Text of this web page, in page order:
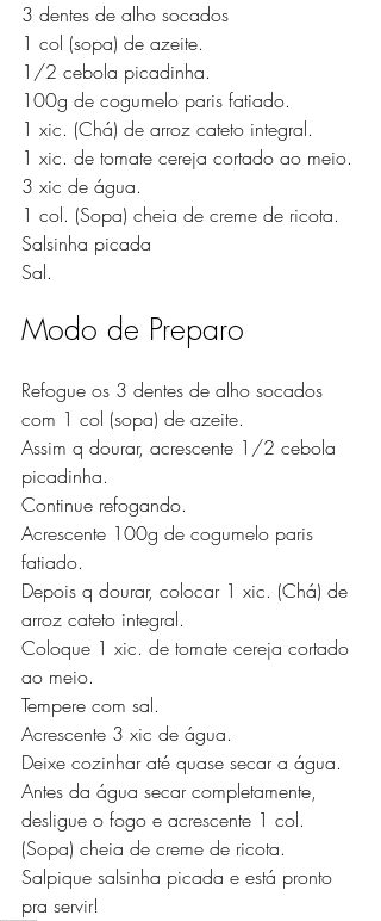
3 dentes de alho socados
1 col (sopa) de azeite.
1/2 cebola picadinha.
100g de cogumelo paris fatiado.
1 xic. (Chá) de arroz cateto integral.
1 xic. de tomate cereja cortado ao meio.
3 xic de água.
1 col. (Sopa) cheia de creme de ricota.
Salsinha picada
Sal.
Modo de Preparo
Refogue os 3 dentes de alho socados
com 1 col (sopa) de azeite.
Assim q dourar, acrescente 1/2 cebola
picadinha.
Continue refogando.
Acrescente 100g de cogumelo paris
fatiado.
Depois q dourar, colocar 1 xic. (Chá) de
arroz cateto integral.
Coloque 1 xic. de tomate cereja cortado
ao meio.
Tempere com sal.
Acrescente 3 xic de água.
Deixe cozinhar até quase secar a água.
Antes da água secar completamente,
desligue o fogo e acrescente 1 col.
(Sopa) cheia de creme de ricota.
Salpique salsinha picada e está pronto
pra servir!